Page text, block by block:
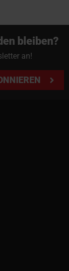
bleiben?
an!